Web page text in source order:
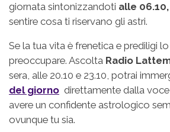
giornata sintonizzandoti alle
sentire cosa ti riservano gli astri.
Se la tua vita è frenetica e prediligi
preoccupare. Ascolta Radio
sera, alle 20.10 e 23.10, potrai
del giorno direttamente dalla
avere un confidente astrologico
ovunque tu sia.